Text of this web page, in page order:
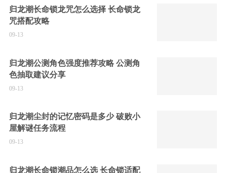
归龙潮长命锁龙咒怎么选择 长命锁龙
咒搭配攻略
09-13
归龙潮公测角色强度推荐攻略 公测角
色抽取建议分享
09-13
归龙潮尘封的记忆密码是多少 破败小
屋解谜任务流程
09-13
归龙潮长命锁潮品怎么选 长命锁适配